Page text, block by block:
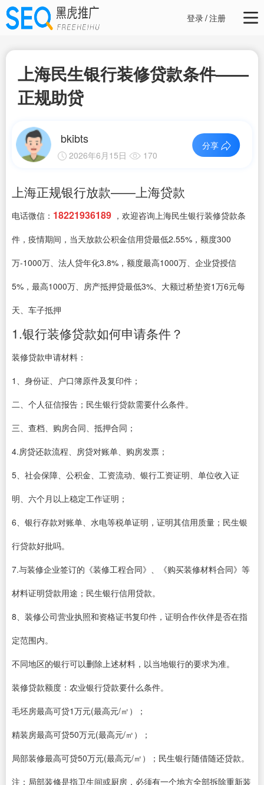
登录/注册
上海民生银行装修贷款条件——
正规助贷
bkibts
2026年6月15日 170
分享
上海正规银行放款——上海贷款
电话微信： 18221936189 ，欢迎咨询上海民生银行装修贷款条
件，疫情期间，当天放款公积金信用贷最低2.55%，额度300
万-1000万、法人贷年化3.8%，额度最高1000万、企业贷授信
5%，最高1000万、房产抵押贷最低3%、大额过桥垫资1万6元每
天、车子抵押
1.银行装修贷款如何申请条件？
装修贷款申请材料：
1、身份证、户口簿原件及复印件；
二、个人征信报告；民生银行贷款需要什么条件。
三、查档、购房合同、抵押合同；
4.房贷还款流程、房贷对账单、购房发票；
5、社会保障、公积金、工资流动、银行工资证明、单位收入证
明、六个月以上稳定工作证明；
6、银行存款对账单、水电等税单证明，证明其信用质量；民生银
行贷款好批吗。
7.与装修企业签订的《装修工程合同》、《购买装修材料合同》等
材料证明贷款用途；民生银行信用贷款。
8、装修公司营业执照和资格证书复印件，证明合作伙伴是否在指
定范围内。
不同地区的银行可以删除上述材料，以当地银行的要求为准。
装修贷款额度：农业银行贷款要什么条件。
毛坯房最高可贷1万元(最高元/㎡）；
精装房最高可贷50万元(最高元/㎡）；
局部装修最高可贷50万元(最高元/㎡）；民生银行随借随还贷款。
注：局部装修是指卫生间或厨房，必须有一个地方全部拆除重新装